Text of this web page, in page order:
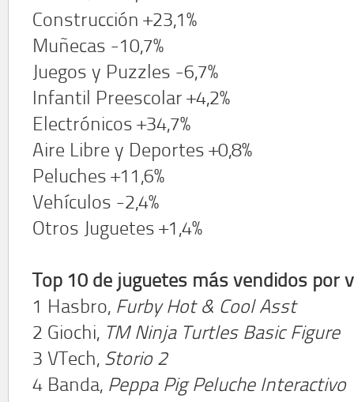
Construcción +23,1%
Muñecas -10,7%
Juegos y Puzzles -6,7%
Infantil Preescolar +4,2%
Electrónicos +34,7%
Aire Libre y Deportes +0,8%
Peluches +11,6%
Vehículos -2,4%
Otros Juguetes +1,4%
Top 10 de juguetes más vendidos por
1 Hasbro, Furby Hot & Cool Asst
2 Giochi, TM Ninja Turtles Basic Figure
3 VTech, Storio 2
4 Banda, Peppa Pig Peluche Interactivo